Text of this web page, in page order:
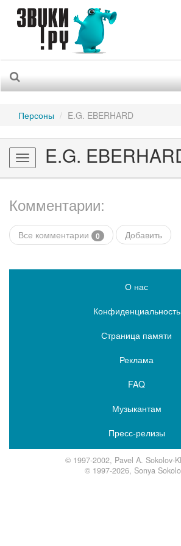
Персоны E.G. EBERHARD
Toggle
navigation
E.G.
Комментарии:
Все комментарии 0 Добавить
О нас
Конфиденциальность
Страница памяти
Реклама
FAQ
Музыкантам
Пресс-релизы
© 1997-2002, Pavel A. Sokolov-
© 1997-2026, Sonya